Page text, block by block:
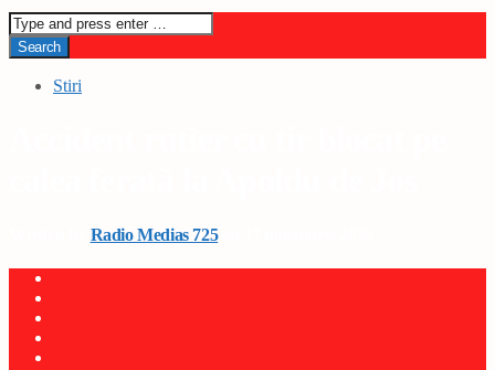
Stiri
Radio Medias 725on 17 noiembrie 2025